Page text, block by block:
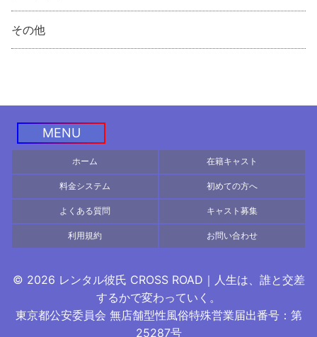
その他
MENU
ホーム 在籍キャスト
料金システム 初めての方へ
よくある質問 キャスト募集
利用規約 お問い合わせ
© 2026 レンタル彼氏 CROSS ROAD｜人生は、誰と交差
するかで変わっていく。
東京都公安委員会 無店舗型性風俗特殊営業届出番号：第
25287号
©2026 出張ホスト・エスコートサービ スCROSS ROAD